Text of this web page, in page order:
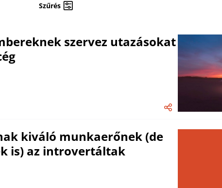
Szűrés
szervez utazásokat
kiváló munkaerőnek (de
is) az introvertáltak